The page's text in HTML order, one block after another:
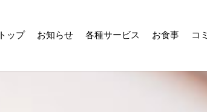
トップ お知らせ 各種サービス お食事 コ